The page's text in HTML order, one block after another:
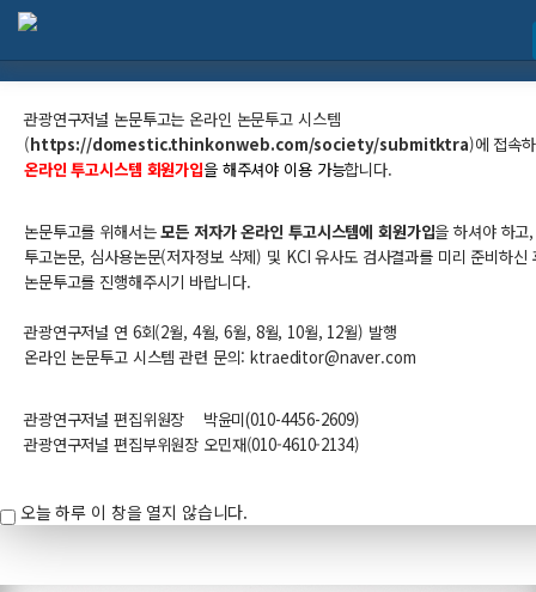
관광연구저널 논문투고 안내
관광연구저널 논문투고는 온라인 논문투고 시스템
(https://domestic.thinkonweb.com/society/submitktra​)에 접속
온라인 투고시스템 회원가입을 해주셔야 이용 가능합니다.
논문투고를 위해서는모든 저자가 온라인 투고시스템에 회원가입을 하셔야 하고,
투고논문, 심사용논문(저자정보 삭제) 및 KCI 유사도 검사결과를 미리 준비하신
논문투고를 진행해주시기 바랍니다.
관광연구저널 연 6회(2월, 4월, 6월, 8월, 10월, 12월) 발행
온라인 논문투고 시스템 관련 문의: ktraeditor@naver.com​
관광연구저널 편집위원장 박윤미(010-4456-2609)
관광연구저널 편집부위원장 오민재(010-4610-2134)
오늘 하루 이 창을 열지 않습니다.